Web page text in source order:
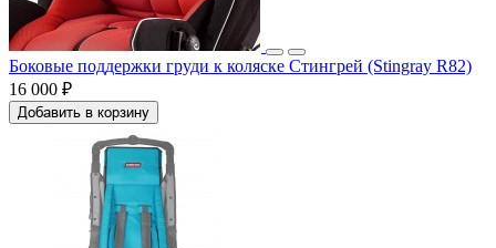
Боковые поддержки груди к коляске Стингрей (Stingray R82)
16 000 ₽
Добавить в корзину